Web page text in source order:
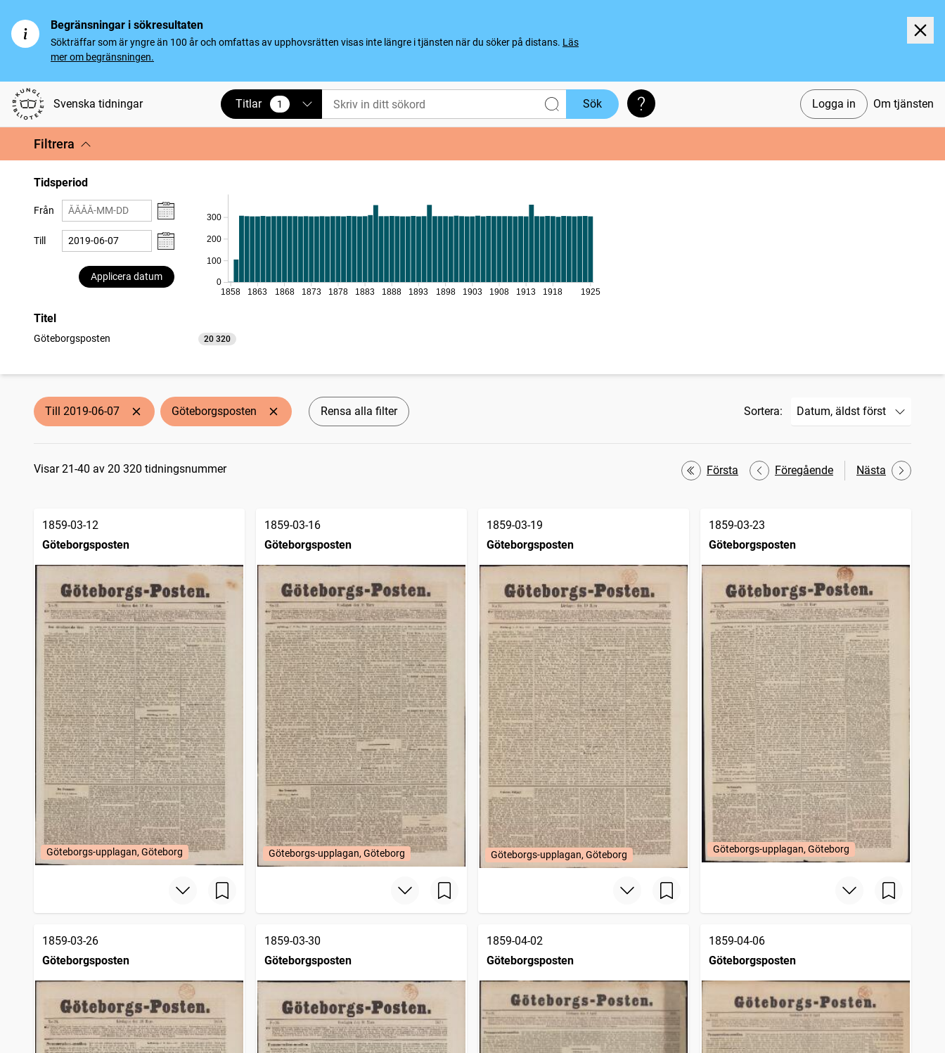
Begränsningar i sökresultaten
Sökträffar som är yngre än 100 år och omfattas av upphovsrätten visas inte längre i tjänsten när du söker på distans. Läs
mer om begränsningen.
Svenska tidningar Logga in Om tjänsten
Titlar 1
vald Sök Söktips
Filtrera
Tidsperiod
Från
Till
Applicera datum
0
100
200
300
1858 1863 1868 1873 1878 1883 1888 1893 1898 1903 1908 1913 1918 1925
Titel
Göteborgsposten 20 320
träffar
Till 2019-06-07 Göteborgsposten Rensa alla filter Sortera:
Sökresultat
Visar 21-40 av 20 320 tidningsnummer Första Föregående Nästa
1859-03-12
Göteborgsposten
Göteborgs-upplagan, Göteborg
1859-03-16
Göteborgsposten
Göteborgs-upplagan, Göteborg
1859-03-19
Göteborgsposten
Göteborgs-upplagan, Göteborg
1859-03-23
Göteborgsposten
Göteborgs-upplagan, Göteborg
1859-03-26
Göteborgsposten
1859-03-30
Göteborgsposten
1859-04-02
Göteborgsposten
1859-04-06
Göteborgsposten